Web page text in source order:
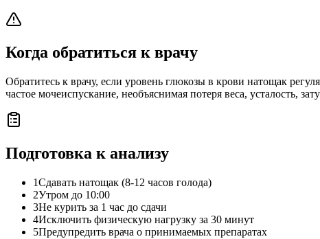
Когда обратиться к врачу
Обратитесь к врачу, если уровень глюкозы в крови натощак
частое мочеиспускание, необъяснимая потеря веса, усталость,
Подготовка к анализу
1Сдавать натощак (8-12 часов голода)
2Утром до 10:00
3Не курить за 1 час до сдачи
4Исключить физическую нагрузку за 30 минут
5Предупредить врача о принимаемых препаратах